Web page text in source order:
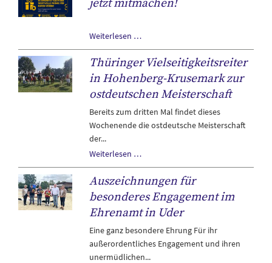
jetzt mitmachen!
Weiterlesen …Mitglieder
werben
lohnt
sich,
jetzt
mitmachen!
Thüringer Vielseitigkeitsreiter
in Hohenberg-Krusemark zur
ostdeutschen Meisterschaft
Bereits zum dritten Mal findet dieses
Wochenende die ostdeutsche Meisterschaft
der...
Weiterlesen …Thüringer
Vielseitigkeitsreiter
in
Hohenberg-
Krusemark
zur
ostdeutschen
Meisterschaft
Auszeichnungen für
besonderes Engagement im
Ehrenamt in Uder
Eine ganz besondere Ehrung Für ihr
außerordentliches Engagement und ihren
unermüdlichen...